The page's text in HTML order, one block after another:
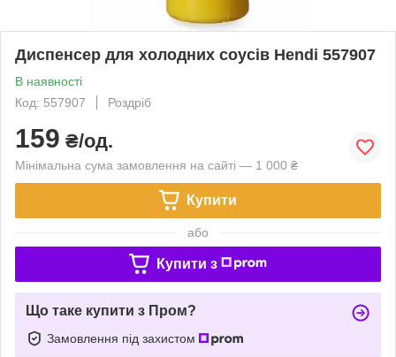
Диспенсер для холодних соусів Hendi 557907
В наявності
Код: 557907
Роздріб
159 ₴/од.
Мінімальна сума замовлення на сайті — 1 000 ₴
Купити
або
Купити з
Що таке купити з Пром?
Замовлення під захистом